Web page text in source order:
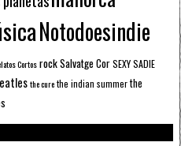
Notodoesindie
CortosrockSalvatge CorSEXY SADIE
the curethe indian summerthe